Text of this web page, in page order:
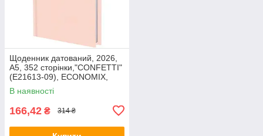
Щоденник датований, 2026,
А5, 352 сторінки,"CONFETTI"
(E21613-09), ECONOMIX,
Арт.66867
В наявності
166,42 ₴ 314 ₴